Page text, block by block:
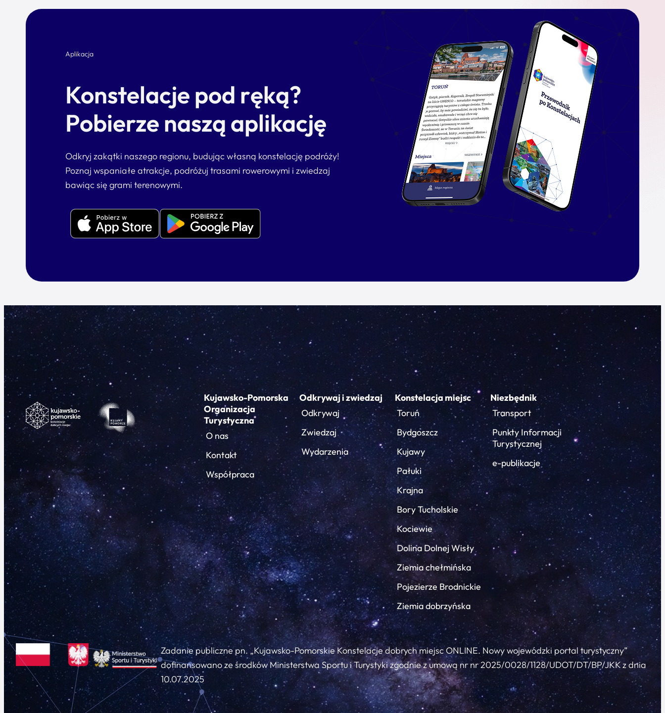
Aplikacja
Konstelacje pod ręką?
Pobierze naszą aplikację
Odkryj zakątki naszego regionu, budując własną konstelację podróży!
Poznaj wspaniałe atrakcje, podróżuj trasami rowerowymi i zwiedzaj
bawiąc się grami terenowymi.
Kujawsko-Pomorska
Organizacja
Turystyczna
O nas
Kontakt
Współpraca
Odkrywaj i zwiedzaj
Odkrywaj
Zwiedzaj
Wydarzenia
Konstelacja miejsc
Toruń
Bydgoszcz
Kujawy
Pałuki
Krajna
Bory Tucholskie
Kociewie
Dolina Dolnej Wisły
Ziemia chełmińska
Pojezierze Brodnickie
Ziemia dobrzyńska
Niezbędnik
Transport
Punkty Informacji
Turystycznej
e-publikacje
Zadanie publiczne pn. „Kujawsko-Pomorskie Konstelacje dobrych miejsc ONLINE. Nowy wojewódzki portal turystyczny”
dofinansowano ze środków Ministerstwa Sportu i Turystyki zgodnie z umową nr nr 2025/0028/1128/UDOT/DT/BP/JKK z dnia
10.07.2025